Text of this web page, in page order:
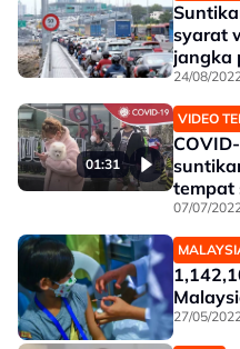
syarat
jangka
24/08/
01:31
VIDEO
tempat
07/07/
27/05/